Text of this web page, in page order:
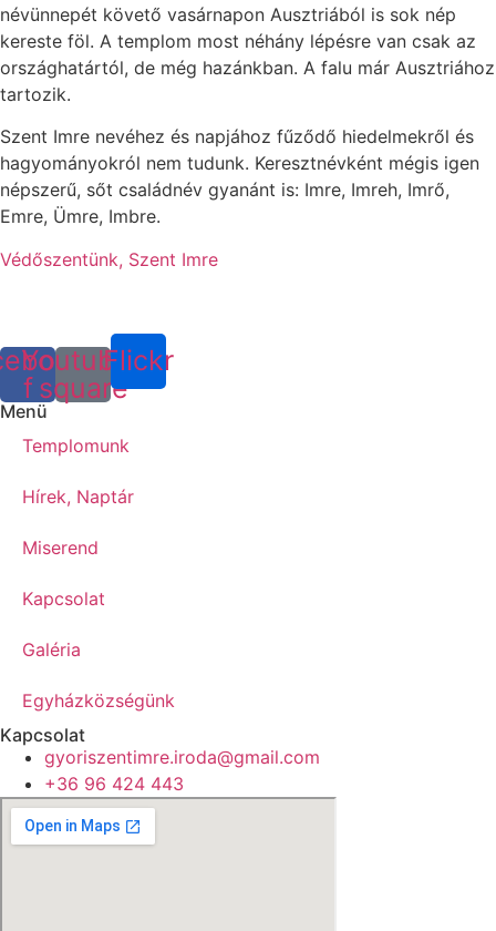
névünnepét követő vasárnapon Ausztriából is sok nép
kereste föl. A templom most néhány lépésre van csak az
országhatártól, de még hazánkban. A falu már Ausztriához
tartozik.
Szent Imre nevéhez és napjához fűződő hiedelmekről és
hagyományokról nem tudunk. Keresztnévként mégis igen
népszerű, sőt családnév gyanánt is: Imre, Imreh, Imrő,
Emre, Ümre, Imbre.
Védőszentünk, Szent Imre
f
Youtube-
square
Flickr
Menü
Templomunk
Hírek, Naptár
Miserend
Kapcsolat
Galéria
Egyházközségünk
Kapcsolat
gyoriszentimre.iroda@gmail.com
+36 96 424 443